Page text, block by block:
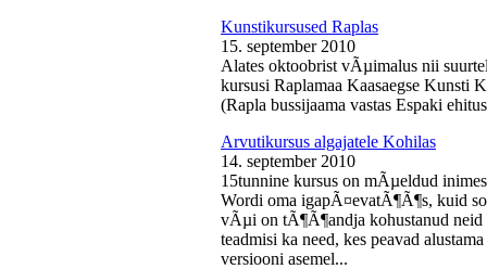
Kunstikursused Raplas
15. september 2010
Alates oktoobrist vÃµimalus nii
kursusi Raplamaa Kaasaegse Kunsti
(Rapla bussijaama vastas Espaki
Arvutikursus algajatele Kohilas
14. september 2010
15tunnine kursus on mÃµeldud
Wordi oma igapÃ¤evatÃ¶Ã¶s, kuid
vÃµi on tÃ¶Ã¶andja kohustanud neid
teadmisi ka need, kes peavad
versiooni asemel...